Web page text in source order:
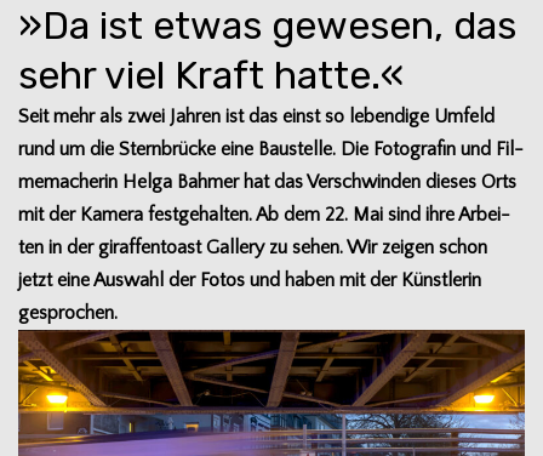
»Da ist etwas gewesen, das
sehr viel Kraft hatte.«
Seit mehr als zwei Jah­ren ist das einst so leben­dige Umfeld
rund um die Stern­brü­cke eine Bau­stelle. Die Foto­gra­fin und Fil­
me­ma­che­rin Helga Bah­mer hat das Ver­schwin­den die­ses Orts
mit der Kamera fest­ge­hal­ten. Ab dem 22. Mai sind ihre Arbei­
ten in der giraf­fen­toast Gal­lery zu sehen. Wir zei­gen schon
jetzt eine Aus­wahl der Fotos und haben mit der Künst­le­rin
gesprochen.